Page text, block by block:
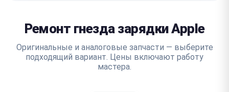
Ремонт гнезда зарядки Apple
Оригинальные и аналоговые запчасти — выберите
подходящий вариант. Цены включают работу
мастера.